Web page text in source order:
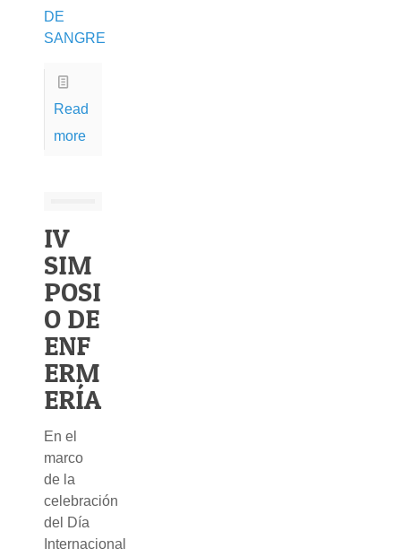
DE
SANGRE
Read
more
IV
SIM
POSI
O DE
ENF
ERM
ERÍA
En el
marco
de la
celebración
del Día
Internacional